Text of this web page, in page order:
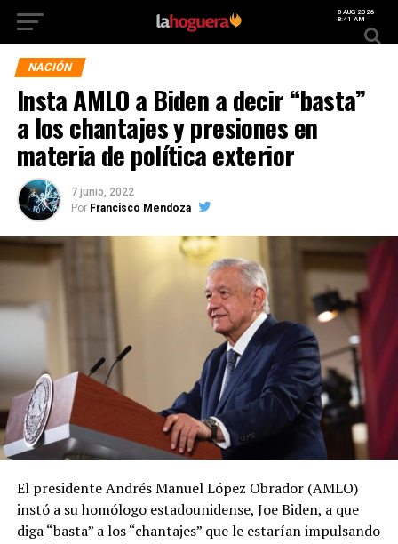
8 AUG 2026
8:41 AM
NACIÓN
Insta AMLO a Biden a decir “basta”
a los chantajes y presiones en
materia de política exterior
7 junio, 2022
Por Francisco Mendoza
El presidente Andrés Manuel López Obrador (AMLO)
instó a su homólogo estadounidense, Joe Biden, a que
diga “basta” a los “chantajes” que le estarían impulsando